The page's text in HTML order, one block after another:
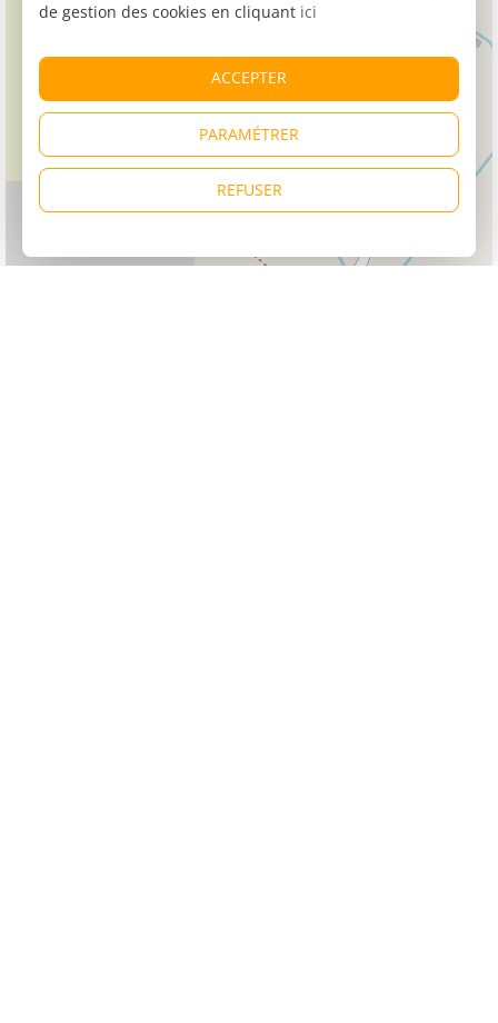
de gestion des cookies en cliquant ici
ACCEPTER
PARAMÉTRER
REFUSER